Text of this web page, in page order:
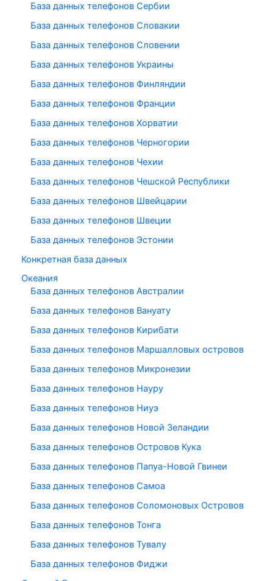
База данных телефонов Сербии
База данных телефонов Словакии
База данных телефонов Словении
База данных телефонов Украины
База данных телефонов Финляндии
База данных телефонов Франции
База данных телефонов Хорватии
База данных телефонов Черногории
База данных телефонов Чехии
База данных телефонов Чешской Республики
База данных телефонов Швейцарии
База данных телефонов Швеции
База данных телефонов Эстонии
Конкретная база данных
Океания
База данных телефонов Австралии
База данных телефонов Вануату
База данных телефонов Кирибати
База данных телефонов Маршалловых островов
База данных телефонов Микронезии
База данных телефонов Науру
База данных телефонов Ниуэ
База данных телефонов Новой Зеландии
База данных телефонов Островов Кука
База данных телефонов Папуа-Новой Гвинеи
База данных телефонов Самоа
База данных телефонов Соломоновых Островов
База данных телефонов Тонга
База данных телефонов Тувалу
База данных телефонов Фиджи